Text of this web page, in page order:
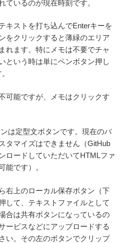
ているのが現在時刻です。
キストを打ち込んでEnterキーを
をクリックすると薄緑のエリア
れます。特にメモは不要でチャ
という時は単にペンボタン押し
可能ですが、メモはクリックす
は定型文ボタンです。現在のバ
タマイズはできません（GitHub
ロードしていただいてHTMLファ
能です）。
右上のローカル保存ボタン（下
して、テキストファイルとして
合は共有ボタンになっているの
ービスなどにアップロードする
い。その左のボタンでクリップ